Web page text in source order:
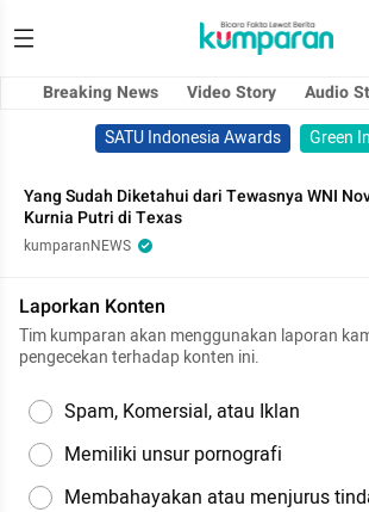
Breaking News Video Story Audio
SATU Indonesia Awards
Green
Yang Sudah Diketahui dari Tewasnya WNI
Kurnia Putri di Texas
kumparanNEWS
Laporkan Konten
Tim kumparan akan menggunakan laporan
pengecekan terhadap konten ini.
Spam, Komersial, atau Iklan
Memiliki unsur pornografi
Membahayakan atau menjurus